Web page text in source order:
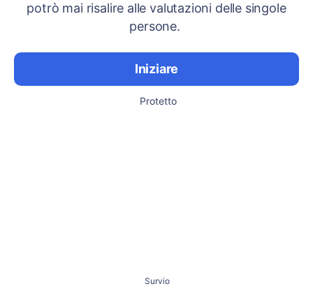
potrò mai risalire alle valutazioni delle singole
persone.
Iniziare
Protetto
Survio